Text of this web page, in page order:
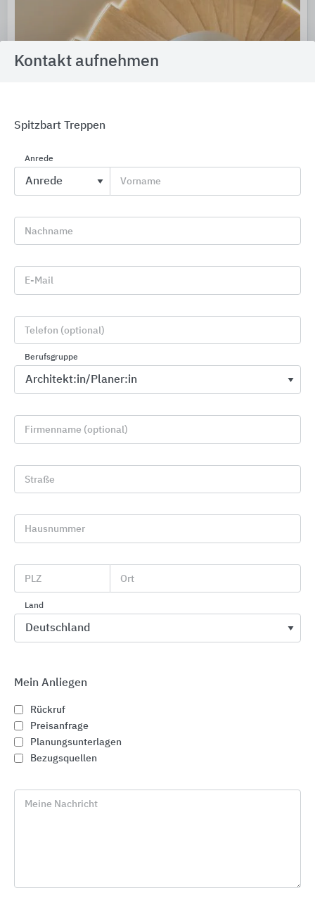
Nautilus Treppen
Vielseitige Treppenmodelle
Treppenmeister
Kontakt aufnehmen
Spitzbart Treppen
Anrede
Vorname
Nachname
E-Mail
Telefon (optional)
Berufsgruppe
Firmenname (optional)
Straße
Hausnummer
PLZ Ort
Land
Mein Anliegen
Rückruf
Preisanfrage
Planungsunterlagen
Bezugsquellen
Meine Nachricht